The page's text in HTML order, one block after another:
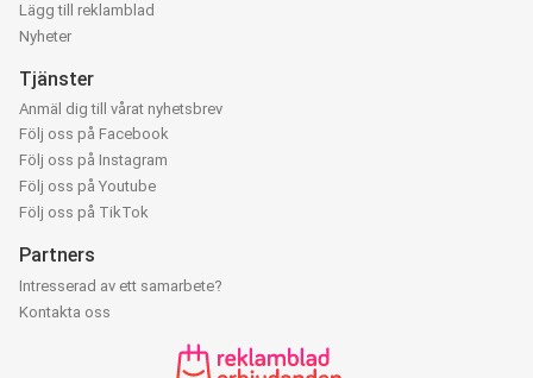
Lägg till reklamblad
Nyheter
Tjänster
Anmäl dig till vårat nyhetsbrev
Följ oss på Facebook
Följ oss på Instagram
Följ oss på Youtube
Följ oss på TikTok
Partners
Intresserad av ett samarbete?
Kontakta oss